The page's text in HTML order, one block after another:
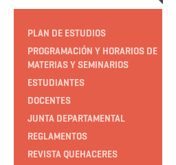
PLAN DE ESTUDIOS
PROGRAMACIÓN Y HORARIOS DE
MATERIAS Y SEMINARIOS
ESTUDIANTES
DOCENTES
JUNTA DEPARTAMENTAL
REGLAMENTOS
REVISTA QUEHACERES